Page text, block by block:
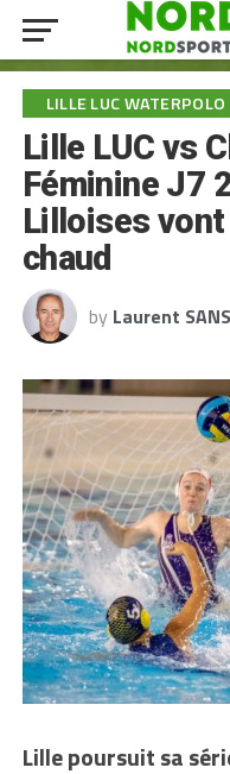
LILLE LUC WATERPOLO
Lille LUC vs
Féminine J7
Lilloises
chaud
by Laurent
Lille poursuit sa